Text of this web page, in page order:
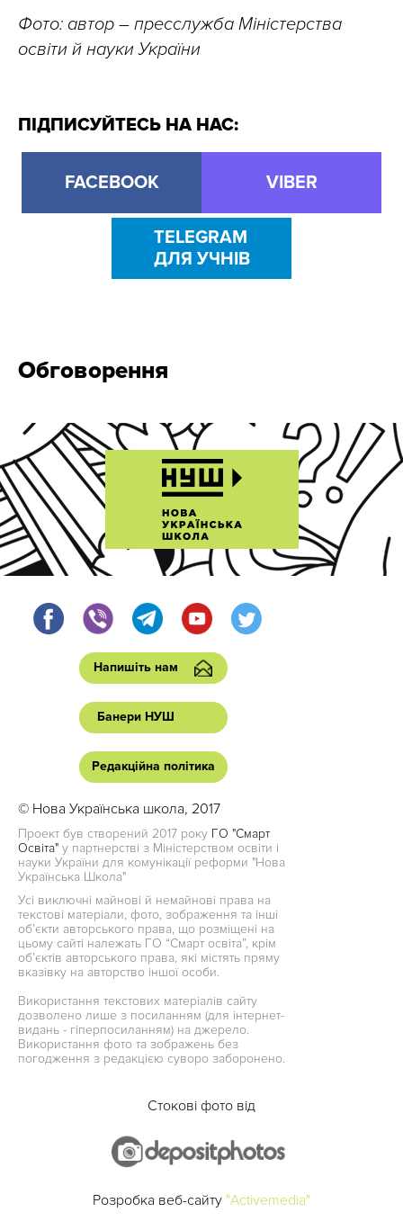
Фото: автор – пресслужба Міністерства
освіти й науки України
ПІДПИСУЙТЕСЬ НА НАС:
FACEBOOK VIBER
TELEGRAM
ДЛЯ УЧНІВ
Обговорення
Напишіть нам
Банери НУШ
Редакційна політика
© Нова Українська школа, 2017
Проект був створений 2017 року ГО "Смарт
Освіта" у партнерстві з Міністерством освіти і
науки України для комунікації реформи "Нова
Українська Школа"
Усі виключні майнові й немайнові права на
текстові матеріали, фото, зображення та інші
об’єкти авторського права, що розміщені на
цьому сайті належать ГО “Смарт освіта”, крім
об’єктів авторського права, які містять пряму
вказівку на авторство іншої особи.
Використання текстових матеріалів сайту
дозволено лише з посиланням (для інтернет-
видань - гіперпосиланням) на джерело.
Використання фото та зображень без
погодження з редакцією суворо заборонено.
Стокові фото від
Розробка веб-сайту "Activemedia"